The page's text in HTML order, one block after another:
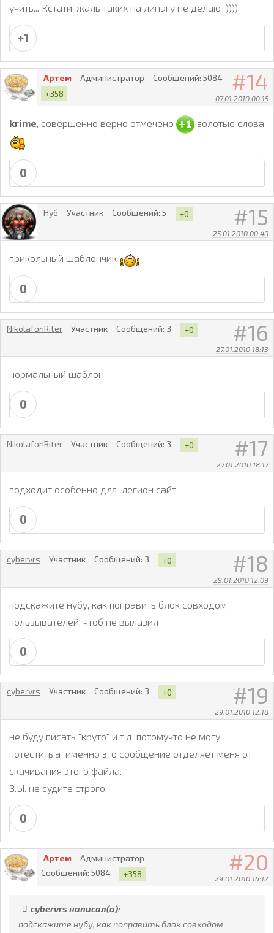
учить... Кстати, жаль таких на линагу не делают))))
+1
14
07.01.2010 00:15
Артем Администратор Сообщений: 5084
+358
krime, совершенно верно отмечено золотые слова
0
15
25.01.2010 00:40
Нуб Участник Сообщений: 5 +0
прикольный шаблончик
0
16
27.01.2010 18:13
NikolafonRiter Участник Сообщений: 3 +0
нормальный шаблон
0
17
27.01.2010 18:17
NikolafonRiter Участник Сообщений: 3 +0
подходит особенно для легион сайт
0
18
29.01.2010 12:09
cybervrs Участник Сообщений: 3 +0
подскажите нубу, как поправить блок совходом
пользывателей, чтоб не вылазил
0
19
29.01.2010 12:18
cybervrs Участник Сообщений: 3 +0
не буду писать "круто" и т.д. потомучто не могу
потестить,а именно это сообщение отделяет меня от
скачивания этого файла.
З.Ы. не судите строго.
0
20
29.01.2010 16:12
Артем
Администратор
Сообщений: 5084 +358
cybervrs написал(а):
подскажите нубу, как поправить блок совходом